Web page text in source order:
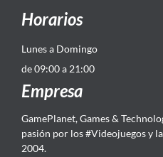
Horarios
Lunes a Domingo
de 09:00 a 21:00
Empresa
GamePlanet, Games &
pasión por los #Videojuegos y
2004.